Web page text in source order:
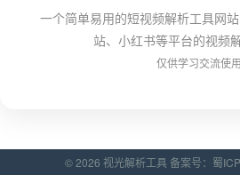
一个简单易用的短视频解析工具网
站、小红书等平台的视频
仅供学习交流使用
© 2026 视光解析工具 备案号： 蜀